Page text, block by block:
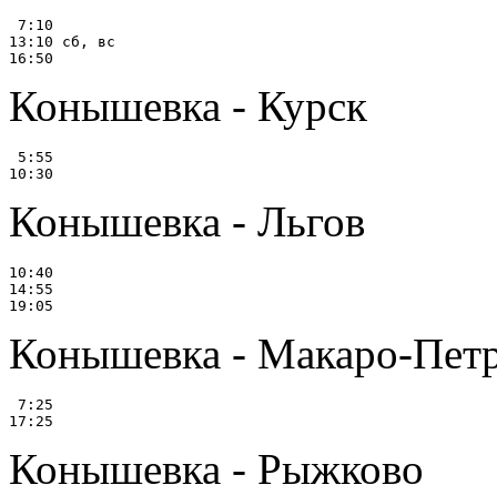
7:10
13:10 сб, вс
Конышевка - Курск
5:55
Конышевка - Льгов
10:40
14:55
Конышевка - Макаро-
7:25
Конышевка - Рыжково